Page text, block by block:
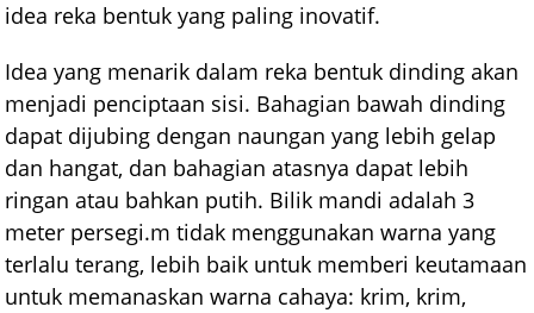
idea reka bentuk yang paling inovatif.
Idea yang menarik dalam reka bentuk dinding akan
menjadi penciptaan sisi. Bahagian bawah dinding
dapat dijubing dengan naungan yang lebih gelap
dan hangat, dan bahagian atasnya dapat lebih
ringan atau bahkan putih. Bilik mandi adalah 3
meter persegi.m tidak menggunakan warna yang
terlalu terang, lebih baik untuk memberi keutamaan
untuk memanaskan warna cahaya: krim, krim,